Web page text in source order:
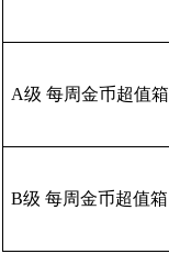
A级 每周金币超值箱
B级 每周金币超值箱